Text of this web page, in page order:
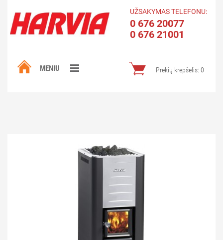
UŽSAKYMAS TELEFONU:
0 676 20077
0 676 21001
Prekių krepšelis: 0
MENIU